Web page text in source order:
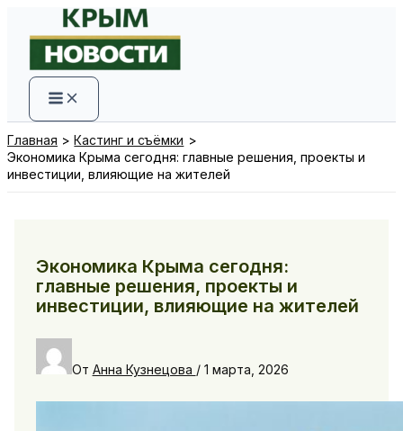
содержимому
Главная
Кастинг и съёмки
Экономика Крыма сегодня: главные решения, проекты и
инвестиции, влияющие на жителей
Экономика Крыма сегодня:
главные решения, проекты и
инвестиции, влияющие на жителей
От Анна Кузнецова / 1 марта, 2026